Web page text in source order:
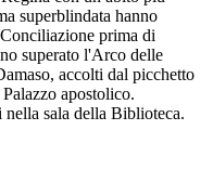
superblindata hanno
prima di
superato l'Arco delle
accolti dal picchetto
apostolico.
sala della Biblioteca.